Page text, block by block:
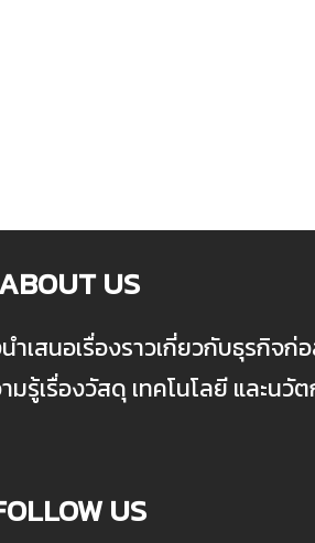
ABOUT US
ำเสนอเรื่องราวเกี่ยวกับธุรกิ
เรื่องวัสดุ เทคโนโลยี และนวั
US